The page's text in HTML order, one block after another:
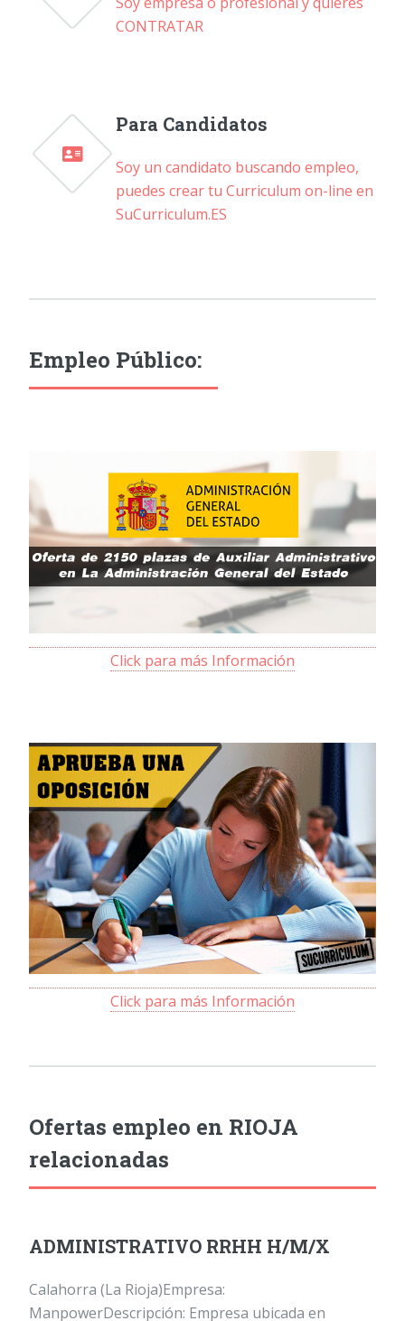
CONTRATAR
Para Candidatos
Soy un candidato buscando empleo,
puedes crear tu Curriculum on-line en
SuCurriculum.ES
Empleo Público:
Click para más Información
Click para más Información
Ofertas empleo en RIOJA
relacionadas
ADMINISTRATIVO RRHH H/M/X
Calahorra (La Rioja)Empresa:
ManpowerDescripción: Empresa ubicada en